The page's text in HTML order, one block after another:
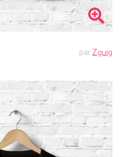
par Zguig